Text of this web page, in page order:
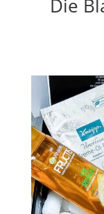
Die